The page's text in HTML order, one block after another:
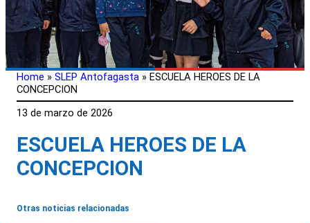
Home » SLEP Antofagasta » ESCUELA HEROES DE LA
CONCEPCION
13 de marzo de 2026
ESCUELA HEROES DE LA
CONCEPCION
Otras noticias relacionadas